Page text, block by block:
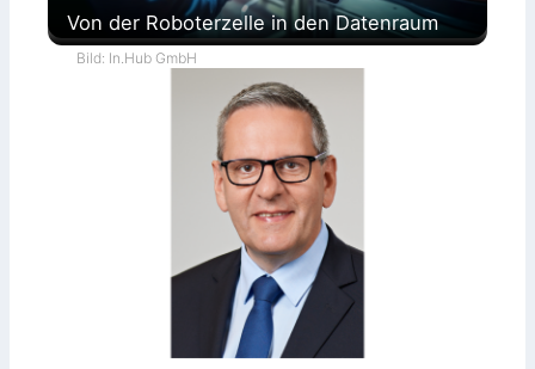
Von der Roboterzelle in den Datenraum
Bild: In.Hub GmbH